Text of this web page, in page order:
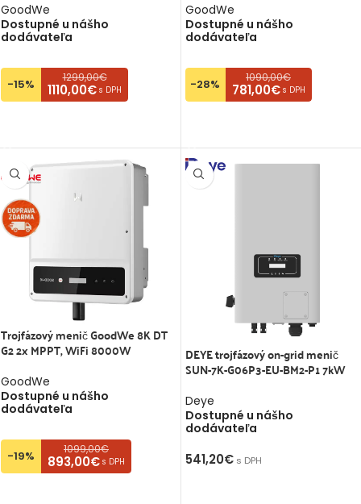
€
GoodWe
Dostupné u nášho
dodávateľa
-15% 1299,00€
1110,00€ s DPH
GoodWe
Dostupné u nášho
dodávateľa
-28% 1090,00€
781,00€ s DPH
Trojfázový menič GoodWe 8K DT
G2 2x MPPT, WiFi 8000W
GoodWe
Dostupné u nášho
dodávateľa
-19% 1099,00€
893,00€ s DPH
DEYE trojfázový on-grid menič
SUN-7K-G06P3-EU-BM2-P1 7kW
Deye
Dostupné u nášho
dodávateľa
541,20€s DPH